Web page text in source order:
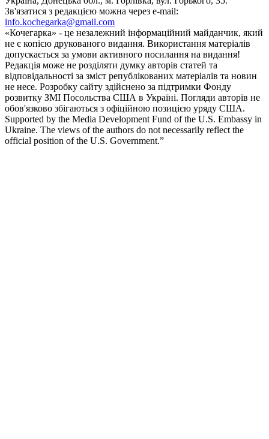
Зв'язатися з редакцією можна через e-mail:
info.kochegarka@gmail.com
«Кочегарка» - це незалежний інформаційний майданчик, який
не є копією друкованого видання. Використання матеріалів
допускається за умови активного посилання на видання!
Редакція може не розділяти думку авторів статей та
відповідальності за зміст републікованих матеріалів та новин
не несе. Розробку сайту здійснено за підтримки Фонду
розвитку ЗМІ Посольства США в Україні. Погляди авторів не
обов'язково збігаються з офіційною позицією уряду США.
Supported by the Media Development Fund of the U.S. Embassy in
Ukraine. The views of the authors do not necessarily reflect the
official position of the U.S. Government.”